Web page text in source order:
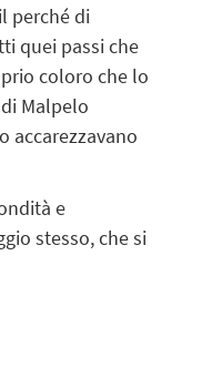
perché di
quei passi che
coloro che lo
Malpelo
accarezzavano
e
stesso, che si